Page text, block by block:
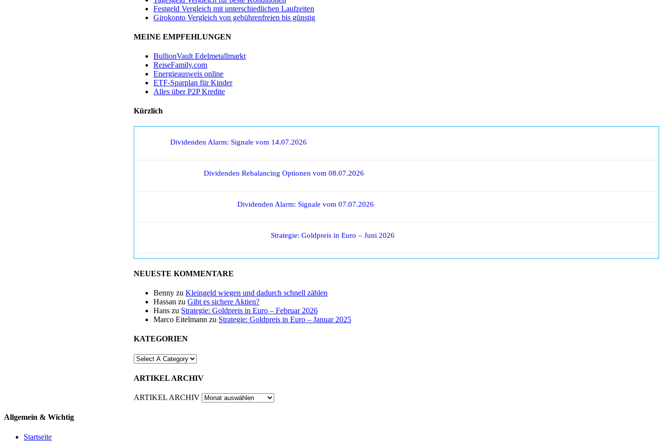
Festgeld Vergleich mit unterschiedlichen Laufzeiten
Girokonto Vergleich von gebührenfreien bis günstig
MEINE EMPFEHLUNGEN
BullionVault Edelmetallmarkt
ReiseFamily.com
Energieausweis online
ETF-Sparplan für Kinder
Alles über P2P Kredite
Kürzlich
Dividenden Alarm: Signale vom 14.07.2026
Dividenden Rebalancing Optionen vom 08.07.2026
Dividenden Alarm: Signale vom 07.07.2026
Strategie: Goldpreis in Euro – Juni 2026
NEUESTE KOMMENTARE
Benny zu Kleingeld wiegen und dadurch schnell zählen
Hassan zu Gibt es sichere Aktien?
Hans zu Strategie: Goldpreis in Euro – Februar 2026
Marco Eitelmann zu Strategie: Goldpreis in Euro – Januar 2025
KATEGORIEN
ARTIKEL ARCHIV
ARTIKEL ARCHIV
Allgemein & Wichtig
Startseite